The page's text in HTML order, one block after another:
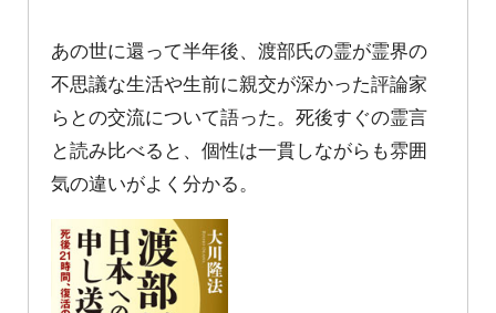
あの世に還って半年後、渡部氏の霊が霊界の
不思議な生活や生前に親交が深かった評論家
らとの交流について語った。死後すぐの霊言
と読み比べると、個性は一貫しながらも雰囲
気の違いがよく分かる。